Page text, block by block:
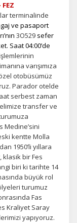
terminalinde
ve pasaport
3O529 sefer
Saat 04:00’de
varışımıza
otobüsümüz
Parador otelde
serbest zaman
transfer ve
Medine’sini
kentte Molla
1950’li yıllara
bir Fes
biri ki tarihte 14
büyük rol
turumuz
Fas
Kraliyet Saray
yapıyoruz.